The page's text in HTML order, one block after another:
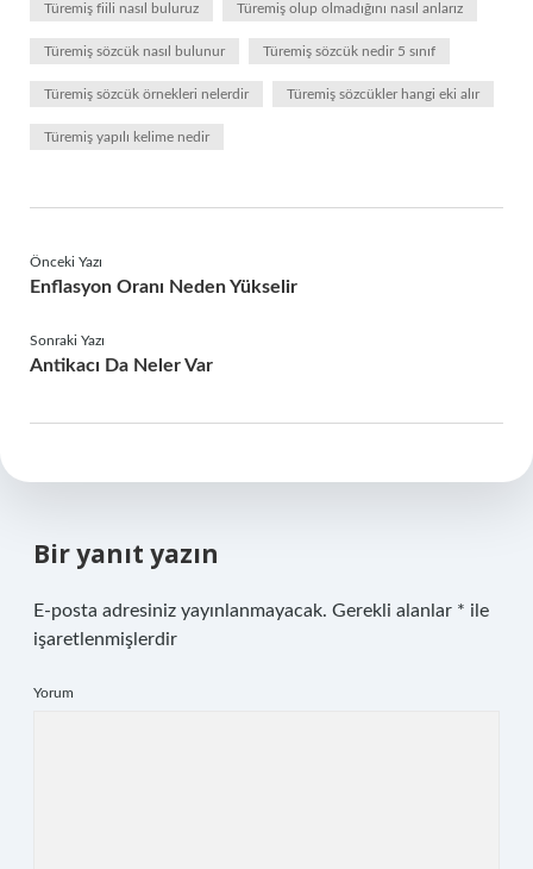
Türemiş fiili nasıl buluruz Türemiş olup olmadığını nasıl anlarız
Türemiş sözcük nasıl bulunur Türemiş sözcük nedir 5 sınıf
Türemiş sözcük örnekleri nelerdir Türemiş sözcükler hangi eki alır
Türemiş yapılı kelime nedir
Önceki Yazı
Enflasyon Oranı Neden Yükselir
Sonraki Yazı
Antikacı Da Neler Var
Bir yanıt yazın
E-posta adresiniz yayınlanmayacak. Gerekli alanlar * ile
işaretlenmişlerdir
Yorum